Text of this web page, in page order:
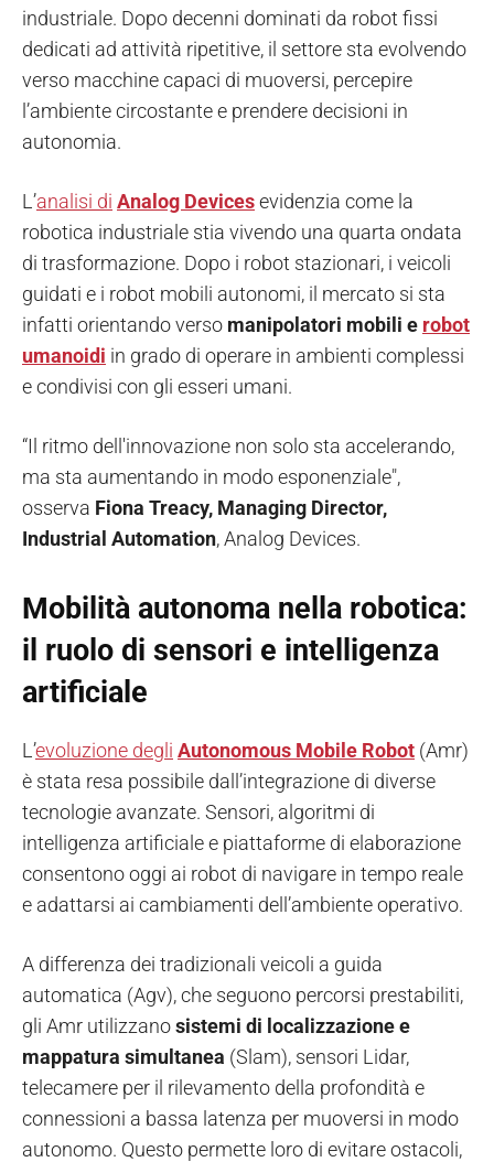
industriale. Dopo decenni dominati da robot fissi
dedicati ad attività ripetitive, il settore sta evolvendo
verso macchine capaci di muoversi, percepire
l’ambiente circostante e prendere decisioni in
autonomia.
L’analisi di Analog Devicesevidenzia come la
robotica industriale stia vivendo una quarta ondata
di trasformazione. Dopo i robot stazionari, i veicoli
guidati e i robot mobili autonomi, il mercato si sta
infatti orientando verso manipolatori mobili e robot
umanoidi in grado di operare in ambienti complessi
e condivisi con gli esseri umani.
“Il ritmo dell'innovazione non solo sta accelerando,
ma sta aumentando in modo esponenziale",
osserva Fiona Treacy, Managing Director,
Industrial Automation, Analog Devices.
Mobilità autonoma nella robotica:
il ruolo di sensori e intelligenza
artificiale
L’evoluzione degli Autonomous Mobile Robot (Amr)
è stata resa possibile dall’integrazione di diverse
tecnologie avanzate. Sensori, algoritmi di
intelligenza artificiale e piattaforme di elaborazione
consentono oggi ai robot di navigare in tempo reale
e adattarsi ai cambiamenti dell’ambiente operativo.
A differenza dei tradizionali veicoli a guida
automatica (Agv), che seguono percorsi prestabiliti,
gli Amr utilizzanosistemi di localizzazione e
mappatura simultanea (Slam), sensori Lidar,
telecamere per il rilevamento della profondità e
connessioni a bassa latenza per muoversi in modo
autonomo. Questo permette loro di evitare ostacoli,